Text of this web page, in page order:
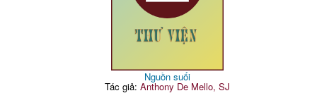
Nguồn suối
Tác giả: Anthony De Mello, SJ